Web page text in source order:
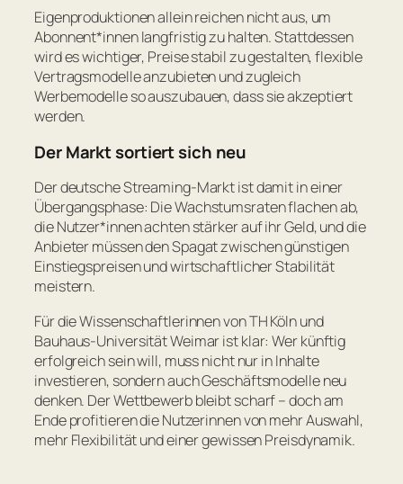
Eigenproduktionen allein reichen nicht aus, um
Abonnent*innen langfristig zu halten. Stattdessen
wird es wichtiger, Preise stabil zu gestalten, flexible
Vertragsmodelle anzubieten und zugleich
Werbemodelle so auszubauen, dass sie akzeptiert
werden.
Der Markt sortiert sich neu
Der deutsche Streaming-Markt ist damit in einer
Übergangsphase: Die Wachstumsraten flachen ab,
die Nutzer*innen achten stärker auf ihr Geld, und die
Anbieter müssen den Spagat zwischen günstigen
Einstiegspreisen und wirtschaftlicher Stabilität
meistern.
Für die Wissenschaftlerinnen von TH Köln und
Bauhaus-Universität Weimar ist klar: Wer künftig
erfolgreich sein will, muss nicht nur in Inhalte
investieren, sondern auch Geschäftsmodelle neu
denken. Der Wettbewerb bleibt scharf – doch am
Ende profitieren die Nutzerinnen von mehr Auswahl,
mehr Flexibilität und einer gewissen Preisdynamik.